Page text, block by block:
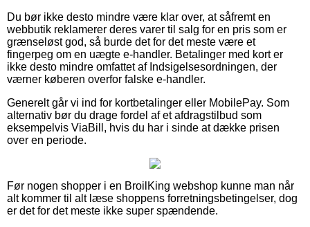
Du bør ikke desto mindre være klar over, at såfremt en
webbutik reklamerer deres varer til salg for en pris som er
grænseløst god, så burde det for det meste være et
fingerpeg om en uægte e-handler. Betalinger med kort er
ikke desto mindre omfattet af Indsigelsesordningen, der
værner køberen overfor falske e-handler.
Generelt går vi ind for kortbetalinger eller MobilePay. Som
alternativ bør du drage fordel af et afdragstilbud som
eksempelvis ViaBill, hvis du har i sinde at dække prisen
over en periode.
Før nogen shopper i en BroilKing webshop kunne man når
alt kommer til alt læse shoppens forretningsbetingelser, dog
er det for det meste ikke super spændende.